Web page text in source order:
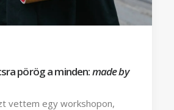
pörög a minden:made by
vettem egy workshopon,